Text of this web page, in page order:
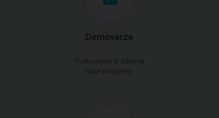
Demoverze
Vyzkoušejte si zdarma
naše programy.